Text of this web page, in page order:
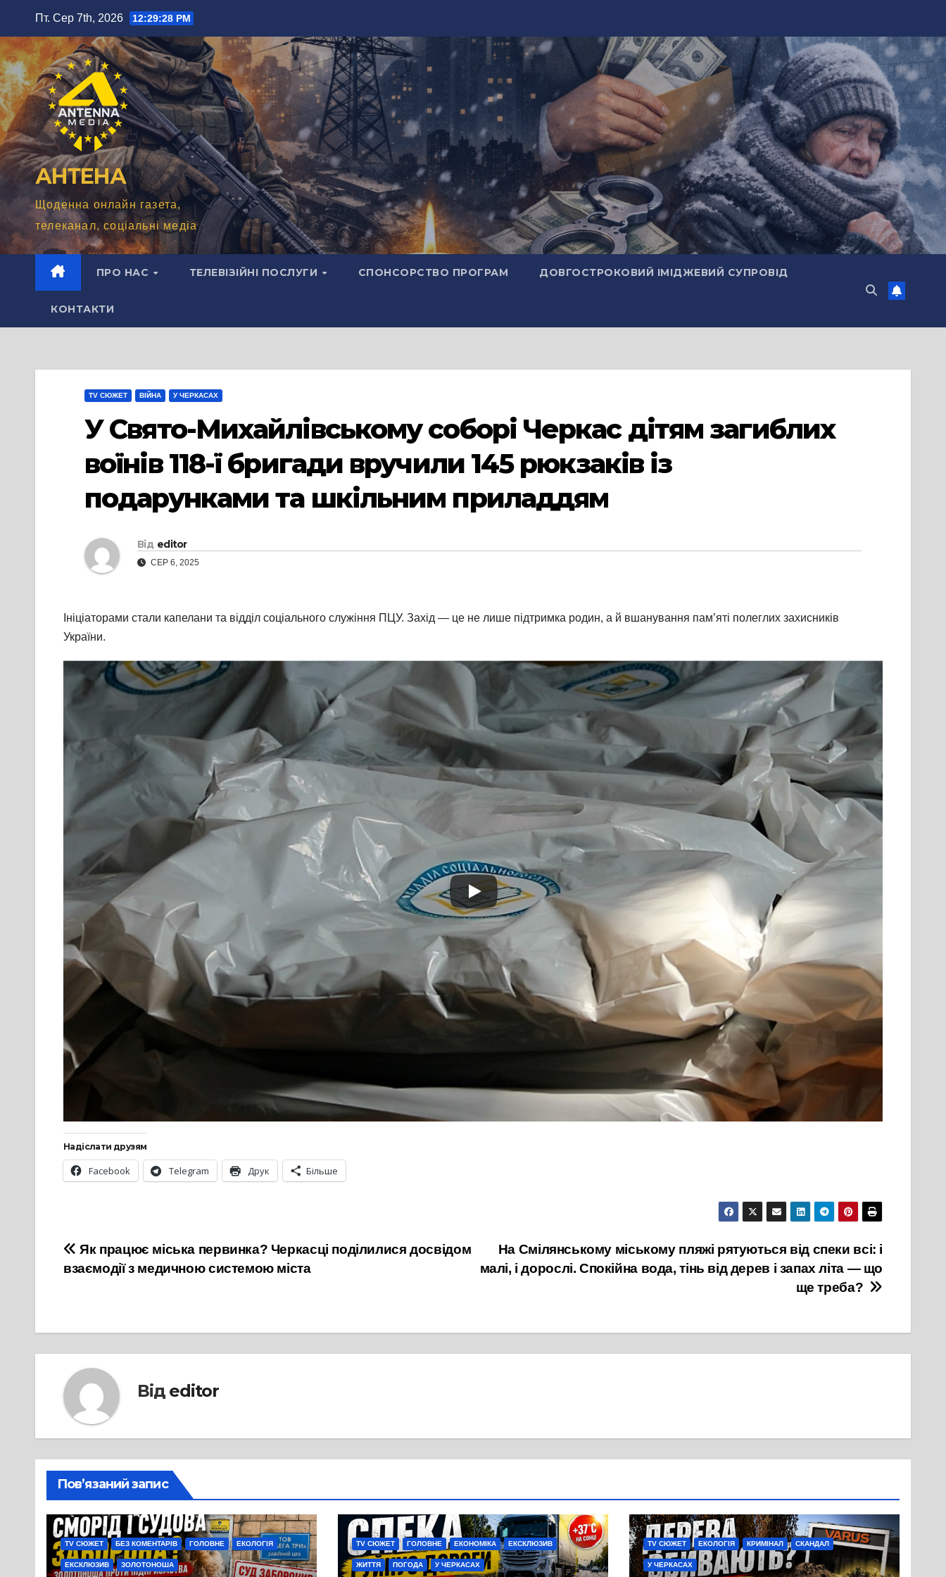
вмісту
Пт. Сер 7th, 2026 12:29:29 PM
АНТЕНА
Щоденна онлайн газета,
телеканал, соціальні медіа
ПРО НАС ТЕЛЕВІЗІЙНІ ПОСЛУГИ СПОНСОРСТВО ПРОГРАМ ДОВГОСТРОКОВИЙ ІМІДЖЕВИЙ СУПРОВІД
КОНТАКТИ
TV СЮЖЕТ ВІЙНА У ЧЕРКАСАХ
У Свято-Михайлівському соборі Черкас дітям загиблих
воїнів 118-ї бригади вручили 145 рюкзаків із
подарунками та шкільним приладдям
Від editor
СЕР 6, 2025
Ініціаторами стали капелани та відділ соціального служіння ПЦУ. Захід — це не лише підтримка родин, а й вшанування пам’яті полеглих захисників
України.
Надіслати друзям
Facebook Telegram Друк Більше
Навігація
записів
На Смілянському міському пляжі рятуються від спеки всі: і
малі, і дорослі. Спокійна вода, тінь від дерев і запах літа — що
ще треба?
Як працює міська первинка? Черкасці поділилися досвідом
взаємодії з медичною системою міста
Від editor
Пов’язаний запис
TV СЮЖЕТ БЕЗ КОМЕНТАРІВ ГОЛОВНЕ ЕКОЛОГІЯ
ЕКСКЛЮЗИВ ЗОЛОТОНОША
TV СЮЖЕТ ГОЛОВНЕ ЕКОНОМІКА ЕКСКЛЮЗИВ
ЖИТТЯ ПОГОДА У ЧЕРКАСАХ
TV СЮЖЕТ ЕКОЛОГІЯ КРИМІНАЛ СКАНДАЛ
У ЧЕРКАСАХ